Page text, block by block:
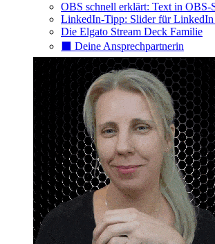
OBS schnell erklärt: Text in OBS-
LinkedIn-Tipp: Slider für
Die Elgato Stream Deck Familie
⬛️ Deine Ansprechpartnerin